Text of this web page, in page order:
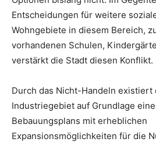
Entscheidungen für weitere
Wohngebiete in diesem Bereich,
vorhandenen Schulen,
verstärkt die Stadt diesen Konflikt.
Durch das Nicht-Handeln existiert
Industriegebiet auf Grundlage
Bebauungsplans mit erheblichen
Expansionsmöglichkeiten für die